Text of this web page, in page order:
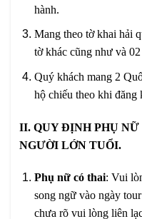
hành.
Mang theo tờ khai hải
tờ khác cũng như và
Quý khách mang 2
hộ chiếu theo khi
II. QUY ĐỊNH PHỤ
NGƯỜI LỚN TUỔI.
Phụ nữ có thai: Vui
song ngữ vào ngày
chưa rõ vui lòng liên